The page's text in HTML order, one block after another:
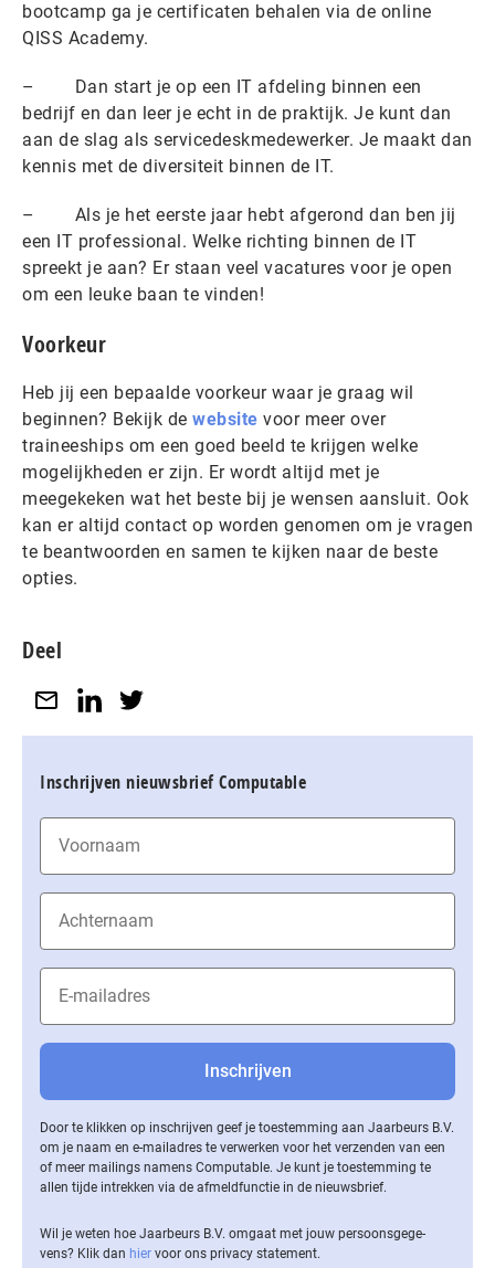
bootcamp ga je certificaten behalen via de online
QISS Academy.
– Dan start je op een IT afdeling binnen een
bedrijf en dan leer je echt in de praktijk. Je kunt dan
aan de slag als servicedeskmedewerker. Je maakt dan
kennis met de diversiteit binnen de IT.
– Als je het eerste jaar hebt afgerond dan ben jij
een IT professional. Welke richting binnen de IT
spreekt je aan? Er staan veel vacatures voor je open
om een leuke baan te vinden!
Voorkeur
Heb jij een bepaalde voorkeur waar je graag wil
beginnen? Bekijk de website voor meer over
traineeships om een goed beeld te krijgen welke
mogelijkheden er zijn. Er wordt altijd met je
meegekeken wat het beste bij je wensen aansluit. Ook
kan er altijd contact op worden genomen om je vragen
te beantwoorden en samen te kijken naar de beste
opties.
Deel
Inschrijven nieuwsbrief Computable
Door te klikken op inschrijven geef je toestemming aan Jaarbeurs B.V.
om je naam en e-mailadres te verwerken voor het verzenden van een
of meer mailings namens Computable. Je kunt je toestemming te
allen tijde intrekken via de af­meld­func­tie in de nieuwsbrief.
Wil je weten hoe Jaarbeurs B.V. omgaat met jouw per­soons­ge­ge­
vens? Klik dan hier voor ons privacy statement.